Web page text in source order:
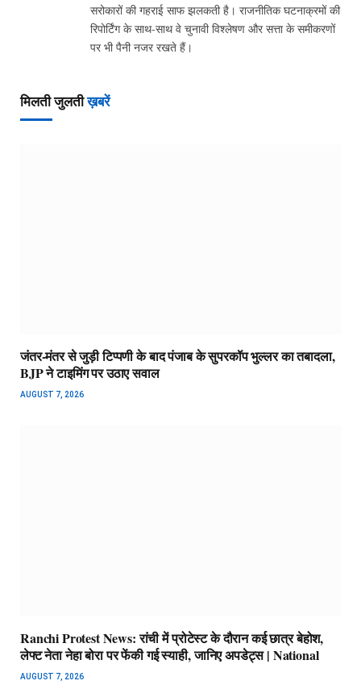
सरोकारों की गहराई साफ झलकती है। राजनीतिक घटनाक्रमों की
रिपोर्टिंग के साथ-साथ वे चुनावी विश्लेषण और सत्ता के समीकरणों
पर भी पैनी नजर रखते हैं।
मिलती जुलतीख़बरें
जंतर-मंतर से जुड़ी टिप्पणी के बाद पंजाब के सुपरकॉप भुल्लर का तबादला,
BJP ने टाइमिंग पर उठाए सवाल
AUGUST 7, 2026
Ranchi Protest News: रांची में प्रोटेस्ट के दौरान कई छात्र बेहोश,
लेफ्ट नेता नेहा बोरा पर फेंकी गई स्याही, जानिए अपडेट्स | National
AUGUST 7, 2026